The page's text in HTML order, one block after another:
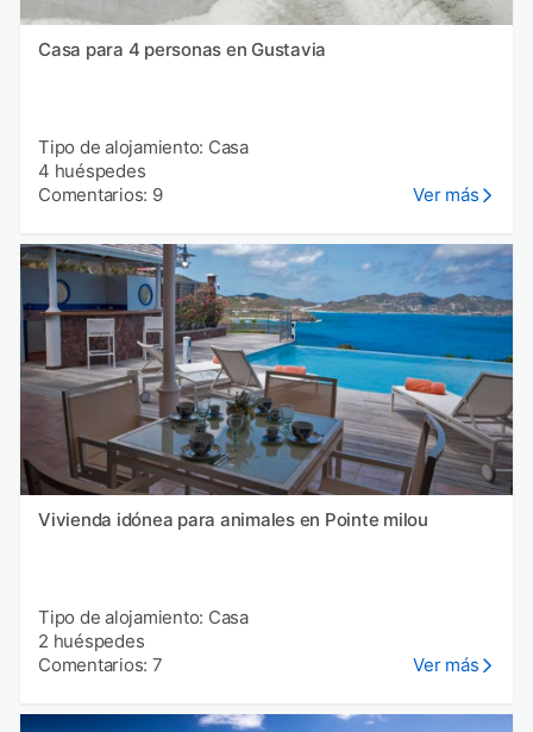
Casa para 4 personas en Gustavia
Tipo de alojamiento: Casa
4 huéspedes
Comentarios: 9
Ver más
Vivienda idónea para animales en Pointe milou
Tipo de alojamiento: Casa
2 huéspedes
Comentarios: 7
Ver más